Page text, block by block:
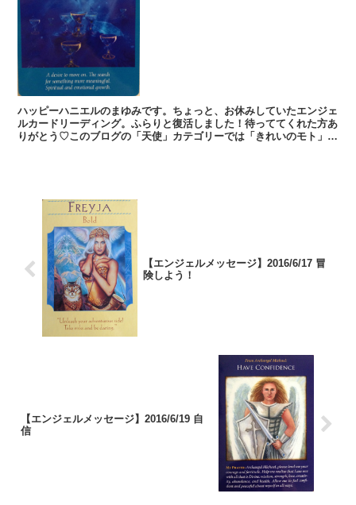
ハッピーハニエルのまゆみです。ちょっと、お休みしていたエンジェ
ルカードリーディング。ふらりと復活しました！待っててくれた方あ
りがとう♡このブログの「天使」カテゴリーでは「きれいのモト」を
【エンジェルメッセージ】2016/6/17 冒
険しよう！
【エンジェルメッセージ】2016/6/19 自
信